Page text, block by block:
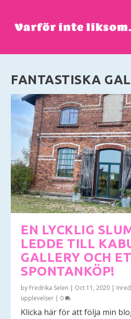
FANTASTISKA
EN LYCKLIG
LEDDE TILL
GALLERY OCH
SPONTANKÖP!
by Fredrika Selen | Oct 11, 2020 |
upplevelser | 0
Klicka här för att följa min